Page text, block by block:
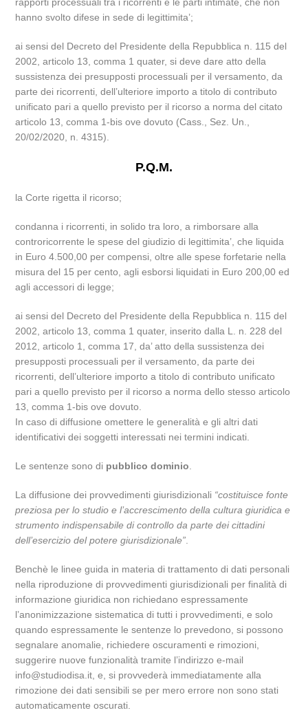
hanno svolto difese in sede di legittimita’;
ai sensi del Decreto del Presidente della Repubblica n. 115 del
2002, articolo 13, comma 1 quater, si deve dare atto della
sussistenza dei presupposti processuali per il versamento, da
parte dei ricorrenti, dell’ulteriore importo a titolo di contributo
unificato pari a quello previsto per il ricorso a norma del citato
articolo 13, comma 1-bis ove dovuto (Cass., Sez. Un.,
20/02/2020, n. 4315).
P.Q.M.
la Corte rigetta il ricorso;
condanna i ricorrenti, in solido tra loro, a rimborsare alla
controricorrente le spese del giudizio di legittimita’, che liquida
in Euro 4.500,00 per compensi, oltre alle spese forfetarie nella
misura del 15 per cento, agli esborsi liquidati in Euro 200,00 ed
agli accessori di legge;
ai sensi del Decreto del Presidente della Repubblica n. 115 del
2002, articolo 13, comma 1 quater, inserito dalla L. n. 228 del
2012, articolo 1, comma 17, da’ atto della sussistenza dei
presupposti processuali per il versamento, da parte dei
ricorrenti, dell’ulteriore importo a titolo di contributo unificato
pari a quello previsto per il ricorso a norma dello stesso articolo
13, comma 1-bis ove dovuto.
In caso di diffusione omettere le generalità e gli altri dati
identificativi dei soggetti interessati nei termini indicati.
Le sentenze sono di pubblico dominio
La diffusione dei provvedimenti giurisdizionali “costituisce fonte
preziosa per lo studio e l’accrescimento della cultura giuridica e
strumento indispensabile di controllo da parte dei cittadini
dell’esercizio del potere giurisdizionale”
Benchè le linee guida in materia di trattamento di dati personali
nella riproduzione di provvedimenti giurisdizionali per finalità di
informazione giuridica non richiedano espressamente
l’anonimizzazione sistematica di tutti i provvedimenti, e solo
quando espressamente le sentenze lo prevedono, si possono
segnalare anomalie, richiedere oscuramenti e rimozioni,
suggerire nuove funzionalità tramite l’indirizzo e-mail
info@studiodisa.it, e, si provvederà immediatamente alla
rimozione dei dati sensibili se per mero errore non sono stati
automaticamente oscurati.